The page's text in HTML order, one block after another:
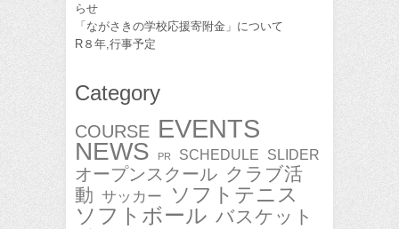
らせ
「ながさきの学校応援寄附金」について
R８年,行事予定
Category
COURSE EVENTS
NEWS PR SCHEDULE SLIDER
オープンスクール クラブ活
動 サッカー ソフトテニス
ソフトボール バスケット